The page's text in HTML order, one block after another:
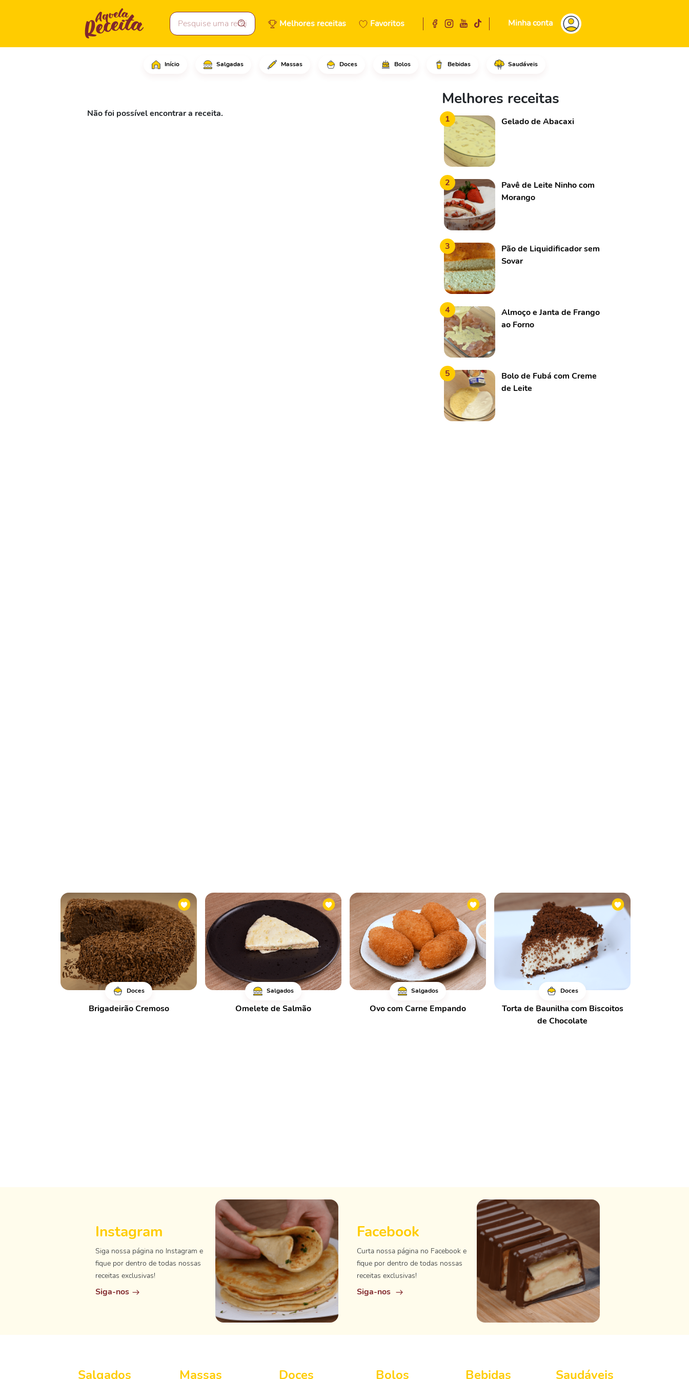
Melhores receitas Favoritos Minha conta
Início Salgadas Massas Doces Bolos Bebidas Saudáveis
Não foi possível encontrar a receita.
Melhores receitas
1 Gelado de Abacaxi
2
Pavê de Leite Ninho com
Morango
3
Pão de Liquidificador sem
Sovar
4
Almoço e Janta de Frango
ao Forno
5
Bolo de Fubá com Creme
de Leite
Doces
Brigadeirão Cremoso
Salgados
Omelete de Salmão
Salgados
Ovo com Carne Empando
Doces
Torta de Baunilha com Biscoitos
de Chocolate
Instagram
Siga nossa página no Instagram e
fique por dentro de todas nossas
receitas exclusivas!
Siga-nos
Facebook
Curta nossa página no Facebook e
fique por dentro de todas nossas
receitas exclusivas!
Siga-nos
Salgados Massas Doces Bolos Bebidas Saudáveis